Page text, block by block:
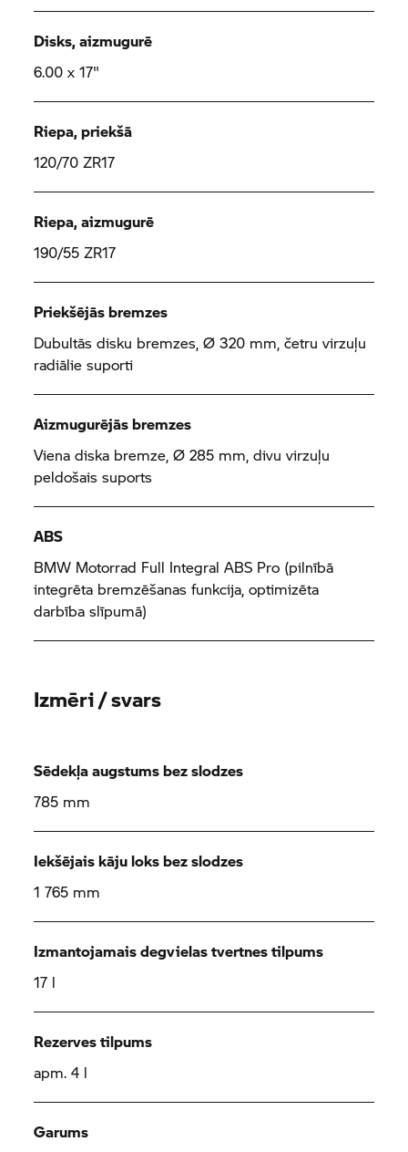
Disks, aizmugurē
6.00 x 17"
Riepa, priekšā
120/70 ZR17
Riepa, aizmugurē
190/55 ZR17
Priekšējās bremzes
Dubultās disku bremzes, Ø 320 mm, četru virzuļu
radiālie suporti
Aizmugurējās bremzes
Viena diska bremze, Ø 285 mm, divu virzuļu
peldošais suports
ABS
BMW Motorrad Full Integral ABS Pro (pilnībā
integrēta bremzēšanas funkcija, optimizēta
darbība slīpumā)
Izmēri / svars
Sēdekļa augstums bez slodzes
785 mm
Iekšējais kāju loks bez slodzes
1 765 mm
Izmantojamais degvielas tvertnes tilpums
17 l
Rezerves tilpums
apm. 4 l
Garums